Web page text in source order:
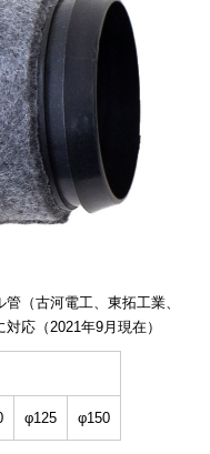
（古河電工、東拓工業、
応（2021年9月現在）
φ125 φ150